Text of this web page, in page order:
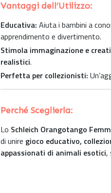
Vantaggi dell’Utilizzo:
Educativa: Aiuta i bambini a
apprendimento e divertimento.
Stimola immaginazione e
realistici.
Perfetta per collezionisti:
Perché Sceglierla:
Lo Schleich Orangotango
di unire gioco educativo,
appassionati di animali esotici,